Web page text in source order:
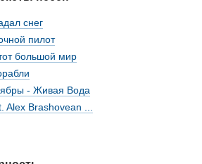
снег
пилот
большой мир
- Живая Вода
Brashovean ...